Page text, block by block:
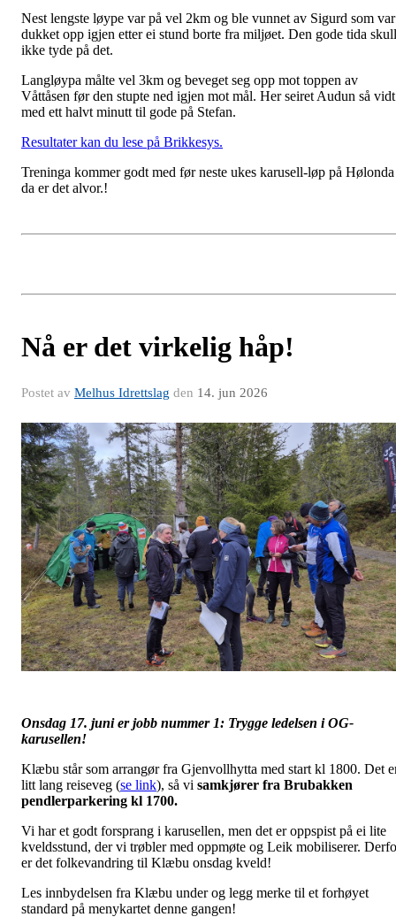
Nest lengste løype var på vel 2km og ble vunnet av Sigurd som var
dukket opp igjen etter ei stund borte fra miljøet. Den gode tida
ikke tyde på det.
Langløypa målte vel 3km og beveget seg opp mot toppen av
Våttåsen før den stupte ned igjen mot mål. Her seiret Audun så vidt
med ett halvt minutt til gode på Stefan.
Resultater kan du lese på Brikkesys.
Treninga kommer godt med før neste ukes karusell-løp på
da er det alvor.!
Nå er det virkelig håp!
Postet av Melhus Idrettslag den 14. jun 2026
Onsdag 17. juni er jobb nummer 1: Trygge ledelsen i OG-
karusellen!
Klæbu står som arrangør fra Gjenvollhytta med start kl 1800. Det
litt lang reiseveg (se link), så vi samkjører fra Brubakken
pendlerparkering kl 1700.
Vi har et godt forsprang i karusellen, men det er oppspist på ei lite
kveldsstund, der vi trøbler med oppmøte og Leik mobiliserer.
er det folkevandring til Klæbu onsdag kveld!
Les innbydelsen fra Klæbu under og legg merke til et forhøyet
standard på menykartet denne gangen!